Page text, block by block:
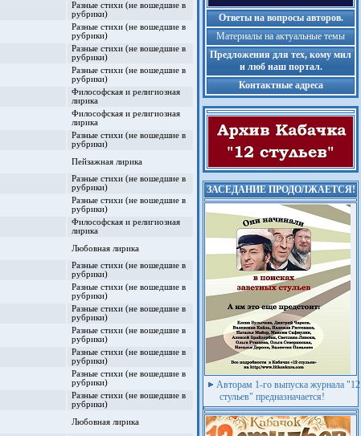
Разные стихи (не вошедшие в
рубрики)
Разные стихи (не вошедшие в
рубрики)
Разные стихи (не вошедшие в
рубрики)
Разные стихи (не вошедшие в
рубрики)
Философская и религиозная
лирика
Философская и религиозная
лирика
Разные стихи (не вошедшие в
рубрики)
Пейзажная лирика
Разные стихи (не вошедшие в
рубрики)
Разные стихи (не вошедшие в
рубрики)
Философская и религиозная
лирика
Любовная лирика
Разные стихи (не вошедшие в
рубрики)
Разные стихи (не вошедшие в
рубрики)
Разные стихи (не вошедшие в
рубрики)
Разные стихи (не вошедшие в
рубрики)
Разные стихи (не вошедшие в
рубрики)
Разные стихи (не вошедшие в
рубрики)
Разные стихи (не вошедшие в
рубрики)
Любовная лирика
Ответы на вопросы авторов.
Материалы на актуальные темы
Предложения для тех, кому мил
и люб наш портал.
Контактные адреса
ЗАСЕДАНИЕ ПРОДОЛЖАЕТСЯ!
Авторам 1-го выпуска журнала "12
стульев" предназначается!